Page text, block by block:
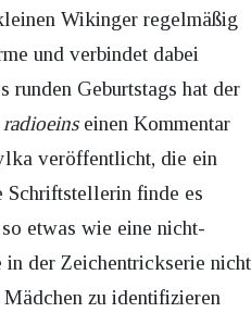
Wikinger regelmäßig
und verbindet dabei
runden Geburtstags hat der
radioeinseinen Kommentar
veröffentlicht, die ein
Schriftstellerin finde es
etwas wie eine nicht-
in der Zeichentrickserie nicht
zu identifizieren